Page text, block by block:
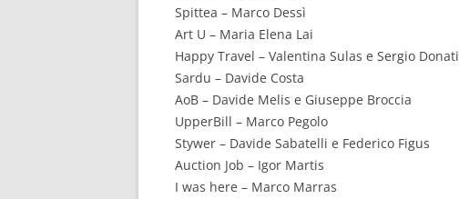
Spittea – Marco Dessì
Art U – Maria Elena Lai
Happy Travel – Valentina Sulas e Sergio Donati
Sardu – Davide Costa
AoB – Davide Melis e Giuseppe Broccia
UpperBill – Marco Pegolo
Stywer – Davide Sabatelli e Federico Figus
Auction Job – Igor Martis
I was here – Marco Marras